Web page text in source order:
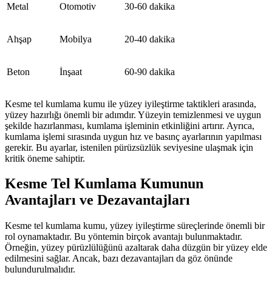
Metal Otomotiv 30-60 dakika
Ahşap Mobilya 20-40 dakika
Beton İnşaat 60-90 dakika
Kesme tel kumlama kumu ile yüzey iyileştirme taktikleri arasında,
yüzey hazırlığı önemli bir adımdır. Yüzeyin temizlenmesi ve uygun
şekilde hazırlanması, kumlama işleminin etkinliğini artırır. Ayrıca,
kumlama işlemi sırasında uygun hız ve basınç ayarlarının yapılması
gerekir. Bu ayarlar, istenilen pürüzsüzlük seviyesine ulaşmak için
kritik öneme sahiptir.
Kesme Tel Kumlama Kumunun
Avantajları ve Dezavantajları
Kesme tel kumlama kumu, yüzey iyileştirme süreçlerinde önemli bir
rol oynamaktadır. Bu yöntemin birçok avantajı bulunmaktadır.
Örneğin, yüzey pürüzlülüğünü azaltarak daha düzgün bir yüzey elde
edilmesini sağlar. Ancak, bazı dezavantajları da göz önünde
bulundurulmalıdır.